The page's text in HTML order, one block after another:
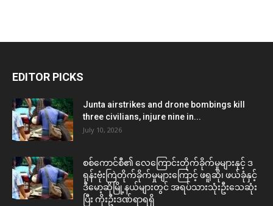
EDITOR PICKS
Junta airstrikes and drone bombings kill
three civilians, injure nine in...
July 10, 2026
စစ်ကောင်စီ၏ လေကြောင်းတိုက်ခိုက်မှုများနှင့် ဒ
ရုန်းဗုံးကြဲတိုက်ခိုက်မှုများကြောင့် ဖရူဆို၊ ဖယ်ခုံနှင့်
ဒီမော့ဆိုမြို့နယ်များတွင် အရပ်သားသုံးဦးသေဆုံး
ပြီး ကိုးဦးဒဏ်ရာရရှိ